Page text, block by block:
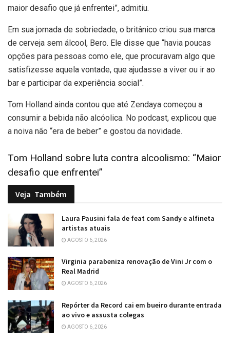
maior desafio que já enfrentei”, admitiu.
Em sua jornada de sobriedade, o britânico criou sua marca
de cerveja sem álcool, Bero. Ele disse que “havia poucas
opções para pessoas como ele, que procuravam algo que
satisfizesse aquela vontade, que ajudasse a viver ou ir ao
bar e participar da experiência social”.
Tom Holland ainda contou que até Zendaya começou a
consumir a bebida não alcóolica. No podcast, explicou que
a noiva não “era de beber” e gostou da novidade.
Tom Holland sobre luta contra alcoolismo: “Maior
desafio que enfrentei”
Veja Também
Laura Pausini fala de feat com Sandy e alfineta
artistas atuais
AGOSTO 6, 2026
Virginia parabeniza renovação de Vini Jr com o
Real Madrid
AGOSTO 6, 2026
Repórter da Record cai em bueiro durante entrada
ao vivo e assusta colegas
AGOSTO 6, 2026